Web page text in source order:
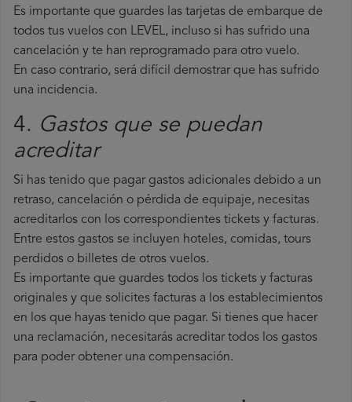
Es importante que guardes las tarjetas de embarque de
todos tus vuelos con LEVEL, incluso si has sufrido una
cancelación y te han reprogramado para otro vuelo.
En caso contrario, será difícil demostrar que has sufrido
una incidencia.
4. Gastos que se puedan
acreditar
Si has tenido que pagar gastos adicionales debido a un
retraso, cancelación o pérdida de equipaje, necesitas
acreditarlos con los correspondientes tickets y facturas.
Entre estos gastos se incluyen hoteles, comidas, tours
perdidos o billetes de otros vuelos.
Es importante que guardes todos los tickets y facturas
originales y que solicites facturas a los establecimientos
en los que hayas tenido que pagar. Si tienes que hacer
una reclamación, necesitarás acreditar todos los gastos
para poder obtener una compensación.